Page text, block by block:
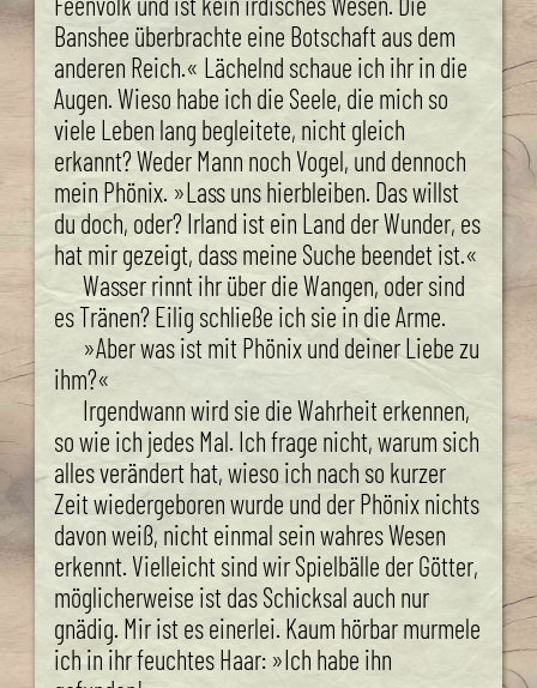
Banshee überbrachte eine Botschaft aus dem
anderen Reich.« Lächelnd schaue ich ihr in die
Augen. Wieso habe ich die Seele, die mich so
viele Leben lang begleitete, nicht gleich
erkannt? Weder Mann noch Vogel, und dennoch
mein Phönix. »Lass uns hierbleiben. Das willst
du doch, oder? Irland ist ein Land der Wunder, es
hat mir gezeigt, dass meine Suche beendet ist.«
Wasser rinnt ihr über die Wangen, oder sind
es Tränen? Eilig schließe ich sie in die Arme.
»Aber was ist mit Phönix und deiner Liebe zu
ihm?«
Irgendwann wird sie die Wahrheit erkennen,
so wie ich jedes Mal. Ich frage nicht, warum sich
alles verändert hat, wieso ich nach so kurzer
Zeit wiedergeboren wurde und der Phönix nichts
davon weiß, nicht einmal sein wahres Wesen
erkennt. Vielleicht sind wir Spielbälle der Götter,
möglicherweise ist das Schicksal auch nur
gnädig. Mir ist es einerlei. Kaum hörbar murmele
ich in ihr feuchtes Haar: »Ich habe ihn